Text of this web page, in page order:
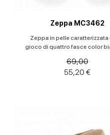
Zeppa MC3462
Zeppa in pelle caratterizzata
gioco di quattro fasce color
69,00
55,20 €